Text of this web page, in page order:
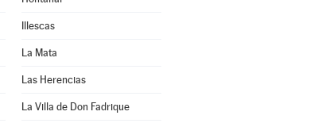
Illescas
La Mata
Las Herencias
La Villa de Don Fadrique